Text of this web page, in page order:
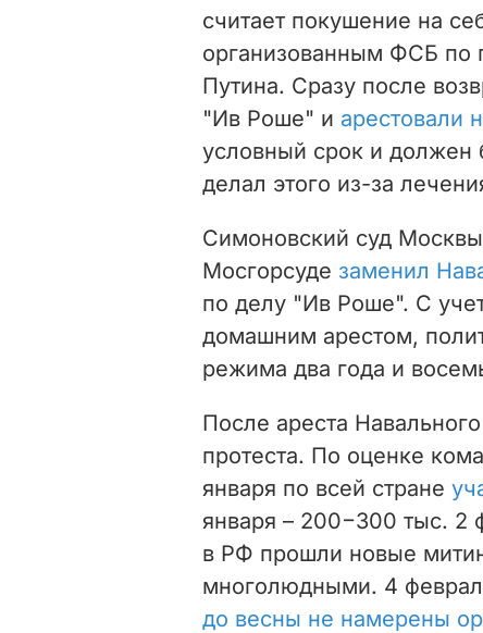
считает покушение на
организованным ФСБ по
Путина. Сразу после
"Ив Роше" и арестовали
условный срок и должен
делал этого из-за
Симоновский суд
Мосгорсуде заменил
по делу "Ив Роше". С
домашним арестом,
режима два года и
После ареста
протеста. По оценке
января по всей стране
января – 200−300 тыс. 2
в РФ прошли новые
многолюдными. 4
до весны не намерены